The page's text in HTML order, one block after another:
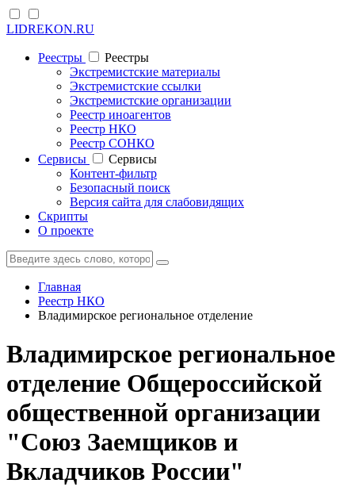
LIDREKON.RU
Реестры
Реестры
Экстремистские материалы
Экстремистские ссылки
Экстремистские организации
Реестр иноагентов
Реестр НКО
Реестр СОНКО
Cервисы
Cервисы
Контент-фильтр
Безопасный поиск
Версия сайта для слабовидящих
Скрипты
О проекте
Главная
Реестр НКО
Владимирское региональное отделение
Владимирское региональное
отделение Общероссийской
общественной организации
"Союз Заемщиков и
Вкладчиков России"